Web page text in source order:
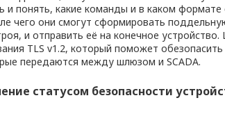
и понять, какие команды и в каком
чего они смогут сформировать
и отправить её на конечное
TLS v1.2, который поможет
передаются между шлюзом и SCADA.
статусом безопасности